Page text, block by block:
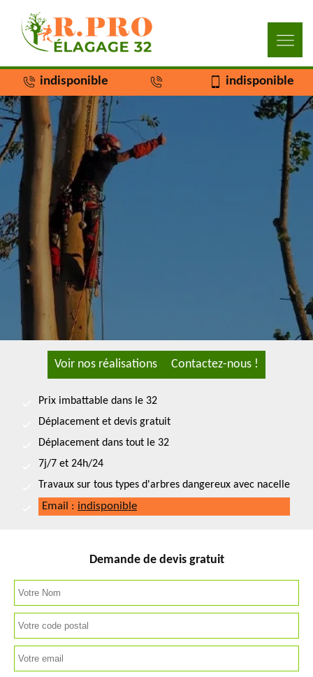
indisponible indisponible
Voir nos réalisations Contactez-nous !
Prix imbattable dans le 32
Déplacement et devis gratuit
Déplacement dans tout le 32
7j/7 et 24h/24
Travaux sur tous types d'arbres dangereux avec nacelle
Email : indisponible
Demande de devis gratuit